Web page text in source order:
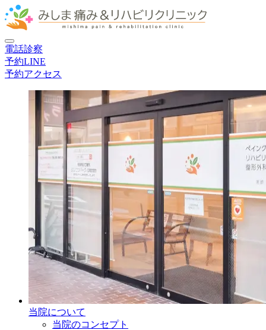
電話診察
予約LINE
予約アクセス
当院について
当院のコンセプト